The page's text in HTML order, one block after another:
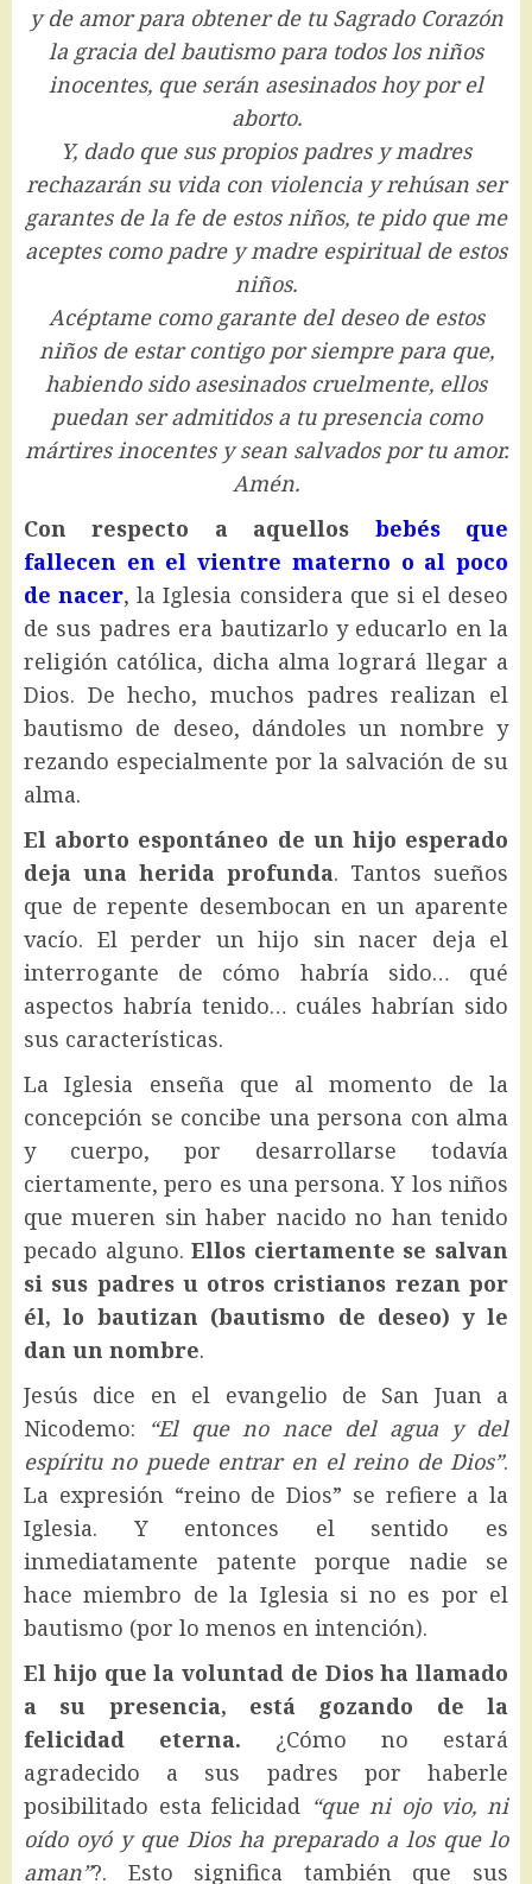
y de amor para obtener de tu Sagrado Corazón
la gracia del bautismo para todos los niños
inocentes, que serán asesinados hoy por el
aborto.
Y, dado que sus propios padres y madres
rechazarán su vida con violencia y rehúsan ser
garantes de la fe de estos niños, te pido que me
aceptes como padre y madre espiritual de estos
niños.
Acéptame como garante del deseo de estos
niños de estar contigo por siempre para que,
habiendo sido asesinados cruelmente, ellos
puedan ser admitidos a tu presencia como
mártires inocentes y sean salvados por tu amor.
Amén.
Con respecto a aquellos bebés que
fallecen en el vientre materno o al poco
de nacer, la Iglesia considera que si el deseo
de sus padres era bautizarlo y educarlo en la
religión católica, dicha alma logrará llegar a
Dios. De hecho, muchos padres realizan el
bautismo de deseo, dándoles un nombre y
rezando especialmente por la salvación de su
alma.
El aborto espontáneo de un hijo esperado
deja una herida profunda. Tantos sueños
que de repente desembocan en un aparente
vacío. El perder un hijo sin nacer deja el
interrogante de cómo habría sido… qué
aspectos habría tenido… cuáles habrían sido
sus características.
La Iglesia enseña que al momento de la
concepción se concibe una persona con alma
y cuerpo, por desarrollarse todavía
ciertamente, pero es una persona. Y los niños
que mueren sin haber nacido no han tenido
pecado alguno.Ellos ciertamente se salvan
si sus padres u otros cristianos rezan por
él, lo bautizan (bautismo de deseo) y le
dan un nombre.
Jesús dice en el evangelio de San Juan a
Nicodemo:
“El que no nace del agua y del
espíritu no puede entrar en el reino de Dios”.
La expresión “reino de Dios” se refiere a la
Iglesia. Y entonces el sentido es
inmediatamente patente porque nadie se
hace miembro de la Iglesia si no es por el
bautismo (por lo menos en intención).
El hijo que la voluntad de Dios ha llamado
a su presencia, está gozando de la
felicidad eterna. ¿Cómo no estará
agradecido a sus padres por haberle
posibilitado esta felicidad “que ni ojo vio, ni
oído oyó y que Dios ha preparado a los que lo
aman”?. Esto significa también que sus